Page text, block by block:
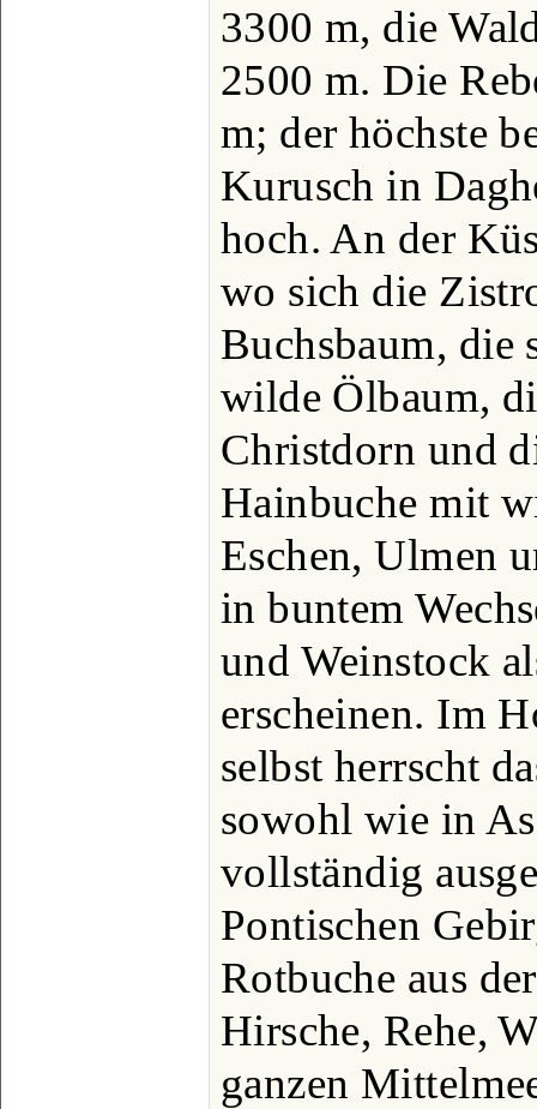
3300 m, die
2500 m. Die
m; der höchste
Kurusch in
hoch. An der
wo sich die
Buchsbaum, die
wilde Ölbaum,
Christdorn und
Hainbuche mit
Eschen, Ulmen
in buntem
und Weinstock
erscheinen. Im
selbst herrscht
sowohl wie in
vollständig
Pontischen
Rotbuche aus
Hirsche, Rehe,
ganzen